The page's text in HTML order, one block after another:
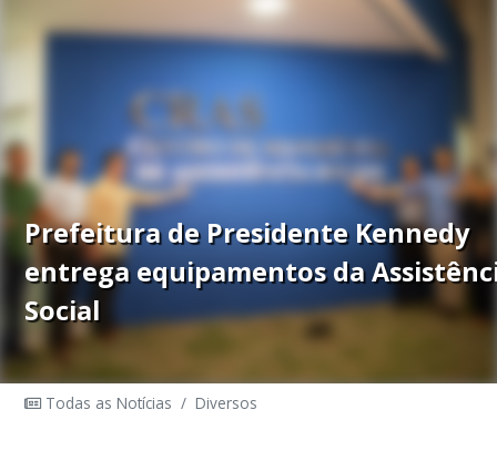
Prefeitura de Presidente Kennedy
entrega equipamentos da
Social
Todas as Notícias / Diversos